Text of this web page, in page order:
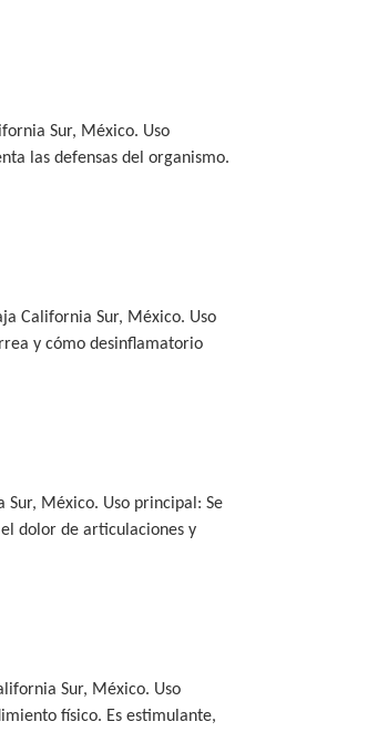
Sur, México. Uso
las defensas del organismo.
California Sur, México. Uso
y cómo desinflamatorio
México. Uso principal: Se
dolor de articulaciones y
Sur, México. Uso
físico. Es estimulante,